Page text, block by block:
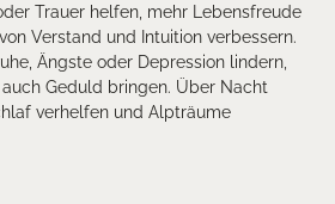
Trauer helfen, mehr Lebensfreude
Verstand und Intuition verbessern.
Ängste oder Depression lindern,
Geduld bringen. Über Nacht
verhelfen und Alpträume